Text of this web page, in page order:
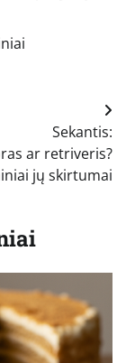
Sekantis:
ar retriveris?
jų skirtumai